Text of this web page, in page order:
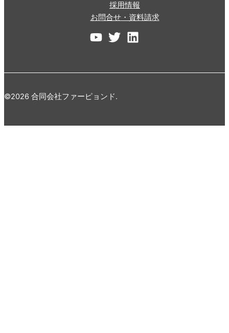
採用情報
お問合せ・資料請求
©2026 合同会社ファーピョンド.